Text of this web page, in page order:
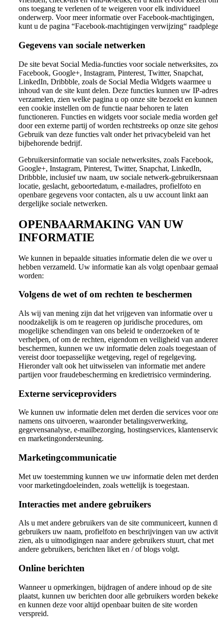
ons toegang te verlenen of te weigeren voor elk individueel
onderwerp. Voor meer informatie over Facebook-machtigingen,
kunt u de pagina “Facebook-machtigingen verwijzing“
Gegevens van sociale netwerken
De site bevat Social Media-functies voor sociale netwerksites,
Facebook, Google+, Instagram, Pinterest, Twitter, Snapchat,
LinkedIn, Dribbble, zoals de Social Media Widgets waarmee u
inhoud van de site kunt delen. Deze functies kunnen uw IP-adres
verzamelen, zien welke pagina u op onze site bezoekt en kunnen
een cookie instellen om de functie naar behoren te laten
functioneren. Functies en widgets voor sociale media worden
door een externe partij of worden rechtstreeks op onze site
Gebruik van deze functies valt onder het privacybeleid van het
bijbehorende bedrijf.
Gebruikersinformatie van sociale netwerksites, zoals Facebook,
Google+, Instagram, Pinterest, Twitter, Snapchat, LinkedIn,
Dribbble, inclusief uw naam, uw sociale netwerk-
locatie, geslacht, geboortedatum, e-mailadres, profielfoto en
openbare gegevens voor contacten, als u uw account linkt aan
dergelijke sociale netwerken.
OPENBAARMAKING VAN UW
INFORMATIE
We kunnen in bepaalde situaties informatie delen die we over u
hebben verzameld. Uw informatie kan als volgt openbaar
worden:
Volgens de wet of om rechten te beschermen
Als wij van mening zijn dat het vrijgeven van informatie over u
noodzakelijk is om te reageren op juridische procedures, om
mogelijke schendingen van ons beleid te onderzoeken of te
verhelpen, of om de rechten, eigendom en veiligheid van
beschermen, kunnen we uw informatie delen zoals toegestaan of
vereist door toepasselijke wetgeving, regel of regelgeving.
Hieronder valt ook het uitwisselen van informatie met andere
partijen voor fraudebescherming en kredietrisico vermindering.
Externe serviceproviders
We kunnen uw informatie delen met derden die services voor
namens ons uitvoeren, waaronder betalingsverwerking,
gegevensanalyse, e-mailbezorging, hostingservices,
en marketingondersteuning.
Marketingcommunicatie
Met uw toestemming kunnen we uw informatie delen met derden
voor marketingdoeleinden, zoals wettelijk is toegestaan.
Interacties met andere gebruikers
Als u met andere gebruikers van de site communiceert, kunnen
gebruikers uw naam, profielfoto en beschrijvingen van uw
zien, als u uitnodigingen naar andere gebruikers stuurt, chat met
andere gebruikers, berichten liket en / of blogs volgt.
Online berichten
Wanneer u opmerkingen, bijdragen of andere inhoud op de site
plaatst, kunnen uw berichten door alle gebruikers worden
en kunnen deze voor altijd openbaar buiten de site worden
verspreid.